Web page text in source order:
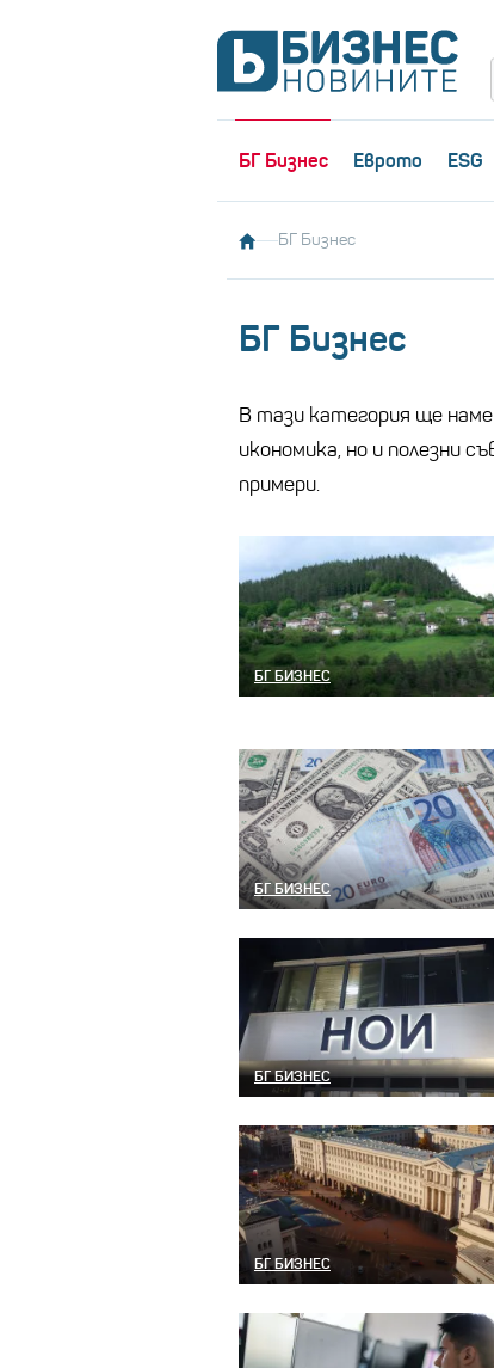
БГ Бизнес Еврото ESG
БГ Бизнес
БГ Бизнес
В тази категория ще
икономика, но и полезни
примери.
БГ БИЗНЕС
БГ БИЗНЕС
БГ БИЗНЕС
БГ БИЗНЕС